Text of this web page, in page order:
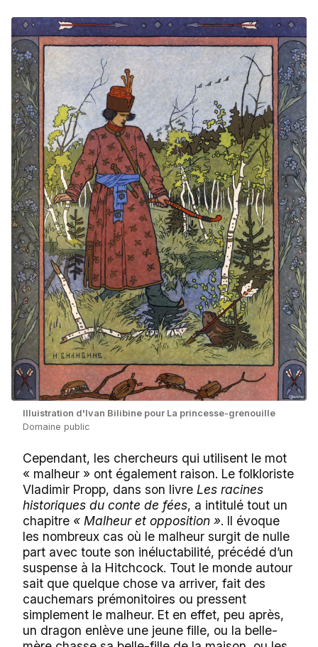
Illuistration d'Ivan Bilibine pour La princesse-grenouille
Domaine public
Cependant, les chercheurs qui utilisent le mot
« malheur » ont également raison. Le folkloriste
Vladimir Propp, dans son livre Les racines
historiques du conte de fées, a intitulé tout un
chapitre « Malheur et opposition ». Il évoque
les nombreux cas où le malheur surgit de nulle
part avec toute son inéluctabilité, précédé d’un
suspense à la Hitchcock. Tout le monde autour
sait que quelque chose va arriver, fait des
cauchemars prémonitoires ou pressent
simplement le malheur. Et en effet, peu après,
un dragon enlève une jeune fille, ou la belle-